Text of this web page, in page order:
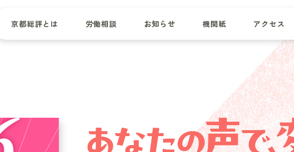
京都総評とは 労働相談 お知らせ 機関紙 アクセス